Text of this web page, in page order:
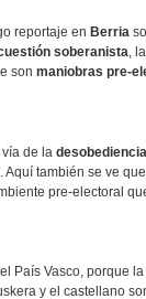
reportaje en Berria
soberanista ,
son maniobras pre-
de la
Aquí también se ve
pre-electoral
País Vasco, porque
y el castellano